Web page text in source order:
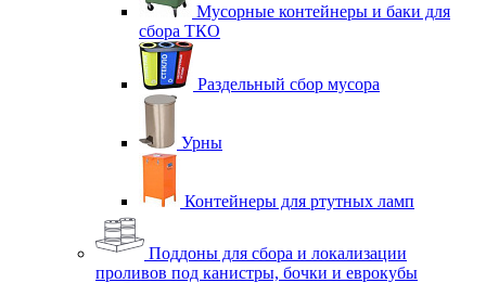
Мусорные контейнеры и баки для
сбора ТКО
Раздельный сбор мусора
Урны
Контейнеры для ртутных ламп
Поддоны для сбора и локализации
проливов под канистры, бочки и еврокубы